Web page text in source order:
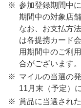
参加登録期間中
期間中の対象店
なお、お支払方
は各提携カード
用期間中のご利
合がございます
マイルの当選の
11月末（予定）
賞品に当選され